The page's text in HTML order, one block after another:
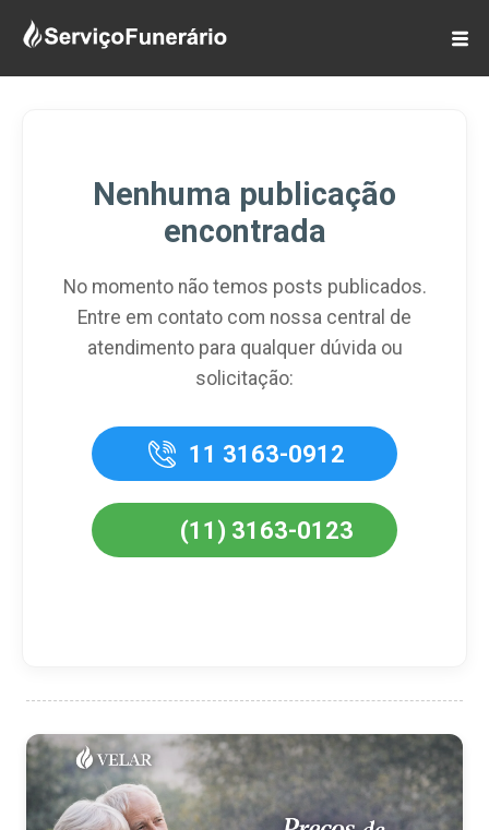
Nenhuma publicação
encontrada
No momento não temos posts publicados.
Entre em contato com nossa central de
atendimento para qualquer dúvida ou
solicitação:
11 3163-0912
(11) 3163-0123